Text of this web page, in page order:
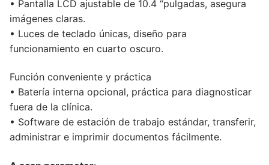
• Pantalla LCD ajustable de 10.4 “pulgadas, asegura
imágenes claras.
• Luces de teclado únicas, diseño para
funcionamiento en cuarto oscuro.
Función conveniente y práctica
• Batería interna opcional, práctica para diagnosticar
fuera de la clínica.
• Software de estación de trabajo estándar, transferir,
administrar e imprimir documentos fácilmente.